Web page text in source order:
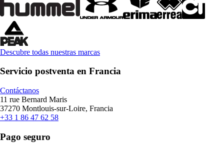
Descubre todas nuestras marcas
Servicio postventa en Francia
Contáctanos
11 rue Bernard Maris
37270 Montlouis-sur-Loire, Francia
+33 1 86 47 62 58
Pago seguro